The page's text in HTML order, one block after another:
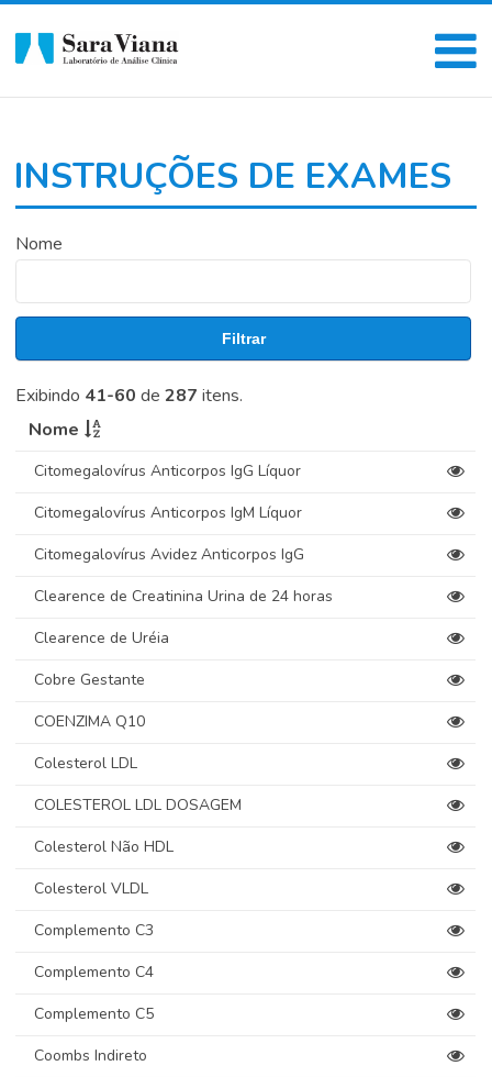
INSTRUÇÕES DE EXAMES
Nome
Filtrar
Exibindo 41-60 de287 itens.
Nome
Citomegalovírus Anticorpos IgG Líquor
Citomegalovírus Anticorpos IgM Líquor
Citomegalovírus Avidez Anticorpos IgG
Clearence de Creatinina Urina de 24 horas
Clearence de Uréia
Cobre Gestante
COENZIMA Q10
Colesterol LDL
COLESTEROL LDL DOSAGEM
Colesterol Não HDL
Colesterol VLDL
Complemento C3
Complemento C4
Complemento C5
Coombs Indireto